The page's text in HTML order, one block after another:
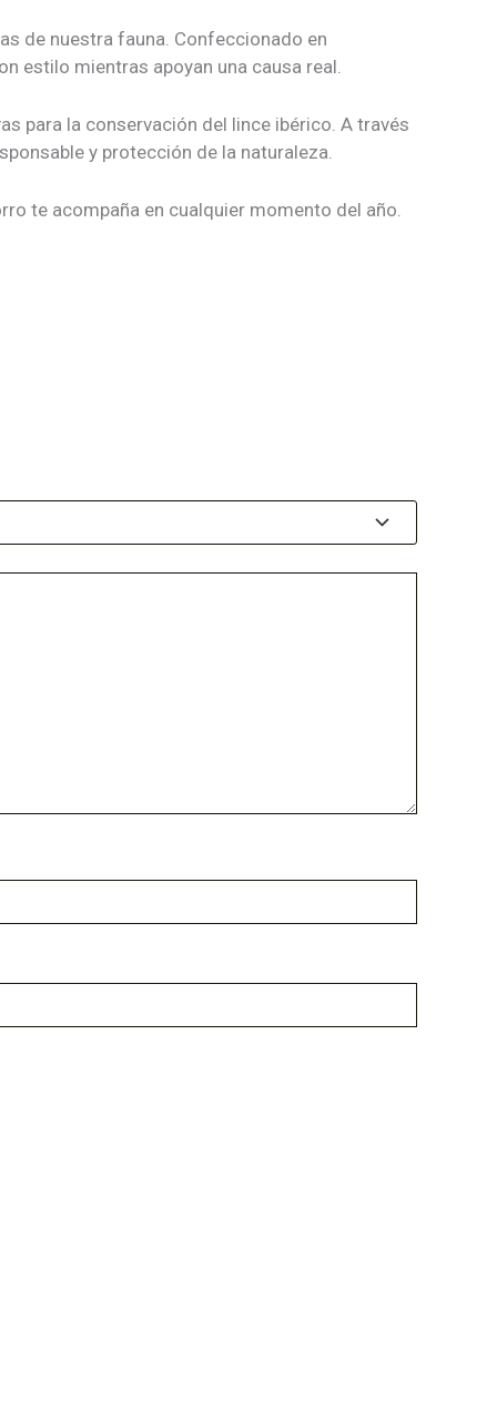
de nuestra fauna. Confeccionado en
estilo mientras apoyan una causa real.
para la conservación del lince ibérico. A través
y protección de la naturaleza.
te acompaña en cualquier momento del año.